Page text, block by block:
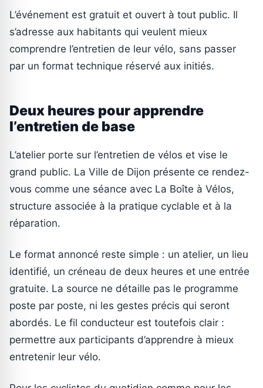
L’événement est gratuit et ouvert à tout public. Il
s’adresse aux habitants qui veulent mieux
comprendre l’entretien de leur vélo, sans passer
par un format technique réservé aux initiés.
Deux heures pour apprendre
l’entretien de base
L’atelier porte sur l’entretien de vélos et vise le
grand public. La Ville de Dijon présente ce rendez-
vous comme une séance avec La Boîte à Vélos,
structure associée à la pratique cyclable et à la
réparation.
Le format annoncé reste simple : un atelier, un lieu
identifié, un créneau de deux heures et une entrée
gratuite. La source ne détaille pas le programme
poste par poste, ni les gestes précis qui seront
abordés. Le fil conducteur est toutefois clair :
permettre aux participants d’apprendre à mieux
entretenir leur vélo.